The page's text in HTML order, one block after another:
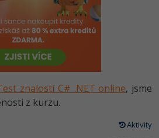
Bootstrap, SEO
vzory
AI a bigdata
znalostí C# .NET online, jsme
z kurzu.
Aktivity